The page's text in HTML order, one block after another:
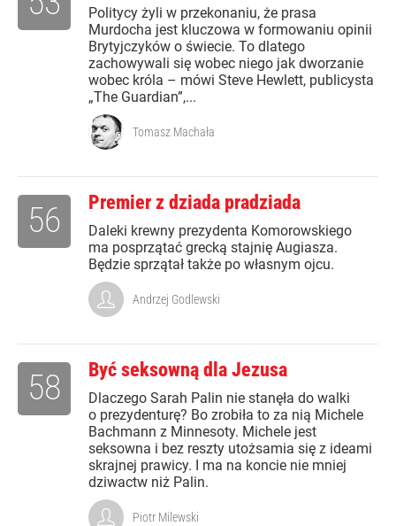
Politycy żyli w przekonaniu, że prasa
Murdocha jest kluczowa w formowaniu opinii
Brytyjczyków o świecie. To dlatego
zachowywali się wobec niego jak dworzanie
wobec króla – mówi Steve Hewlett, publicysta
„The Guardian”,...
Tomasz Machała
Premier z dziada pradziada
Daleki krewny prezydenta Komorowskiego
ma posprzątać grecką stajnię Augiasza.
Będzie sprzątał także po własnym ojcu.
56
Andrzej Godlewski
Być seksowną dla Jezusa
Dlaczego Sarah Palin nie stanęła do walki
o prezydenturę? Bo zrobiła to za nią Michele
Bachmann z Minnesoty. Michele jest
seksowna i bez reszty utożsamia się z ideami
skrajnej prawicy. I ma na koncie nie mniej
dziwactw niż Palin.
58
Piotr Milewski